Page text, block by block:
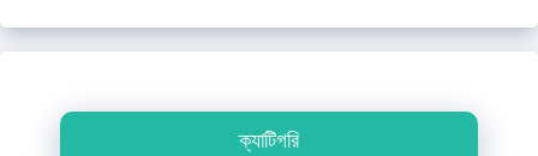
ক্যাটিগরি